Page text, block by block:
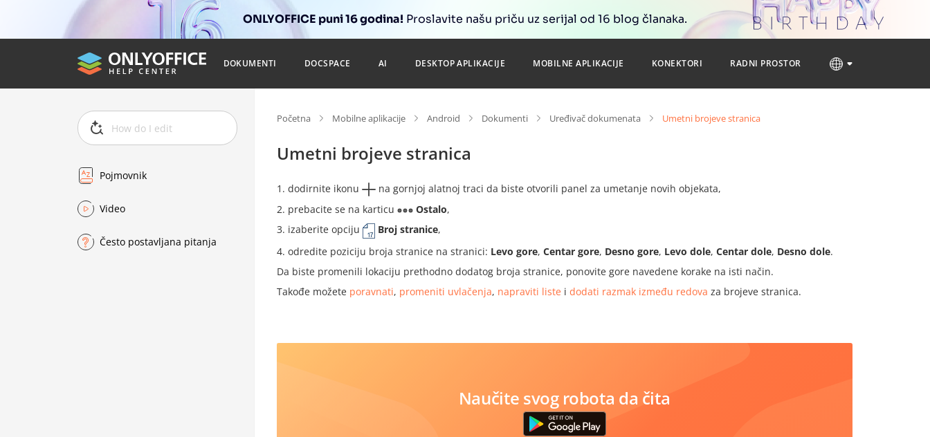
ONLYOFFICE puni 16 godina! Proslavite našu priču uz serijal od 16 blog članaka.
DOKUMENTI DOCSPACE AI DESKTOP APLIKACIJE MOBILNE APLIKACIJE KONEKTORI RADNI PROSTOR
Pojmovnik
Video
Često postavljana pitanja
Početna Mobilne aplikacije Android Dokumenti Uređivač dokumenata Umetni brojeve stranica
Umetni brojeve stranica
dodirnite ikonu
na gornjoj alatnoj traci da biste otvorili panel za umetanje novih objekata,
prebacite se na karticu
Ostalo,
izaberite opciju
Broj stranice,
odredite poziciju broja stranice na stranici: Levo gore, Centar gore, Desno gore, Levo dole, Centar dole, Desno dole.
Da biste promenili lokaciju prethodno dodatog broja stranice, ponovite gore navedene korake na isti način.
Takođe možete poravnati, promeniti uvlačenja, napraviti liste i dodati razmak između redova za brojeve stranica.
Naučite svog robota da čita